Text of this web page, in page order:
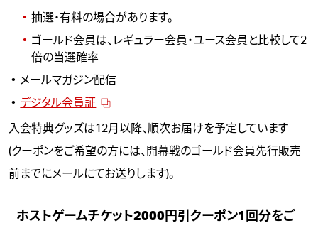
抽選・有料の場合があります。
ゴールド会員は、レギュラー会員・ユース会員と比較して2
倍の当選確率
メールマガジン配信
デジタル会員証
入会特典グッズは12月以降、順次お届けを予定しています
(クーポンをご希望の方には、開幕戦のゴールド会員先行販売
前までにメールにてお送りします)。
ホストゲームチケット2000円引クーポン1回分をご